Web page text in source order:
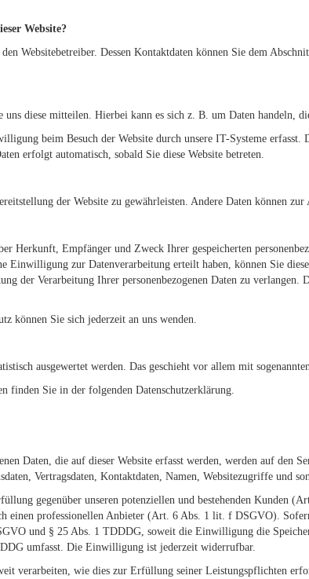
Website?
Websitebetreiber. Dessen Kontaktdaten können Sie dem
uns diese mitteilen. Hierbei kann es sich z. B. um Daten handeln,
beim Besuch der Website durch unsere IT-Systeme
erfolgt automatisch, sobald Sie diese Website betreten.
der Website zu gewährleisten. Andere Daten können zur
Herkunft, Empfänger und Zweck Ihrer gespeicherten
Einwilligung zur Datenverarbeitung erteilt haben, können Sie
der Verarbeitung Ihrer personenbezogenen Daten zu verlangen.
können Sie sich jederzeit an uns wenden.
ausgewertet werden. Das geschieht vor allem mit
finden Sie in der folgenden Datenschutzerklärung.
Daten, die auf dieser Website erfasst werden, werden auf den
Vertragsdaten, Kontaktdaten, Namen, Websitezugriffe und
gegenüber unseren potenziellen und bestehenden Kunden
einen professionellen Anbieter (Art. 6 Abs. 1 lit. f DSGVO).
und § 25 Abs. 1 TDDDG, soweit die Einwilligung die
umfasst. Die Einwilligung ist jederzeit widerrufbar.
verarbeiten, wie dies zur Erfüllung seiner Leistungspflichten